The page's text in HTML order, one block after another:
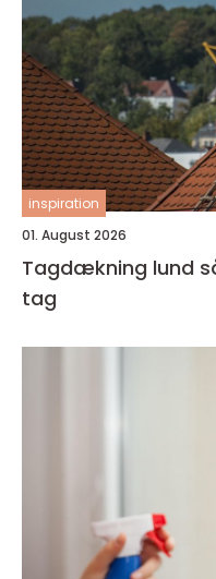
inspiration
01. August 2026
Tagdækning lund sådan får du et holdbart
tag